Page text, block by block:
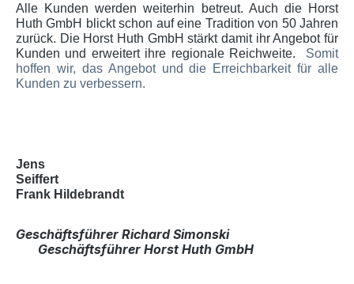
Alle Kunden werden weiterhin betreut. Auch die Horst
Huth GmbH blickt schon auf eine Tradition von 50 Jahren
zurück. Die Horst Huth GmbH stärkt damit ihr Angebot für
Kunden und erweitert ihre regionale Reichweite. Somit
hoffen wir, das Angebot und die Erreichbarkeit für alle
Kunden zu verbessern.
Jens
Seiffert
Frank Hildebrandt
Geschäftsführer Richard Simonski
Geschäftsführer Horst Huth GmbH